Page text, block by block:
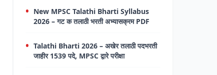
New MPSC Talathi Bharti Syllabus
2026 – गट क तलाठी भरती अभ्यासक्रम PDF
Talathi Bharti 2026 – अखेर तलाठी पदभरती
जाहीर 1539 पदे, MPSC द्वारे परीक्षा